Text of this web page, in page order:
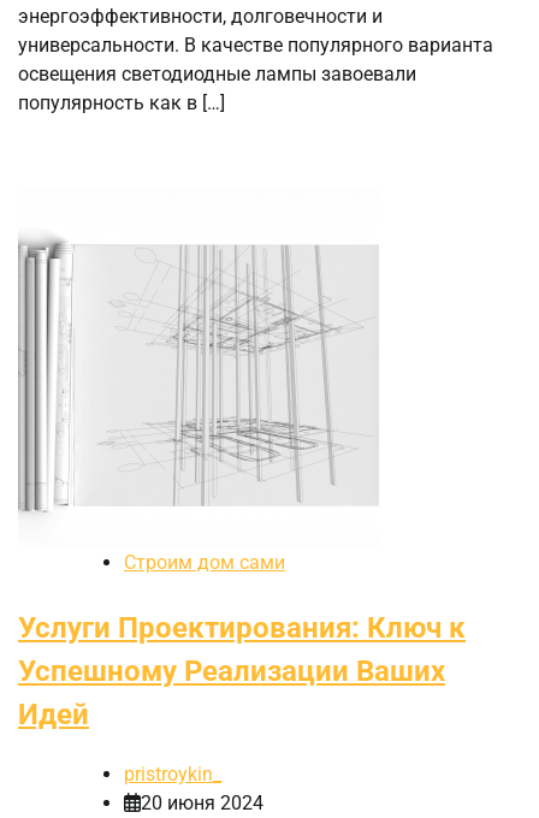
энергоэффективности, долговечности и
универсальности. В качестве популярного варианта
освещения светодиодные лампы завоевали
популярность как в […]
Строим дом сами
Услуги Проектирования: Ключ к
Успешному Реализации Ваших
Идей
pristroykin_
20 июня 2024